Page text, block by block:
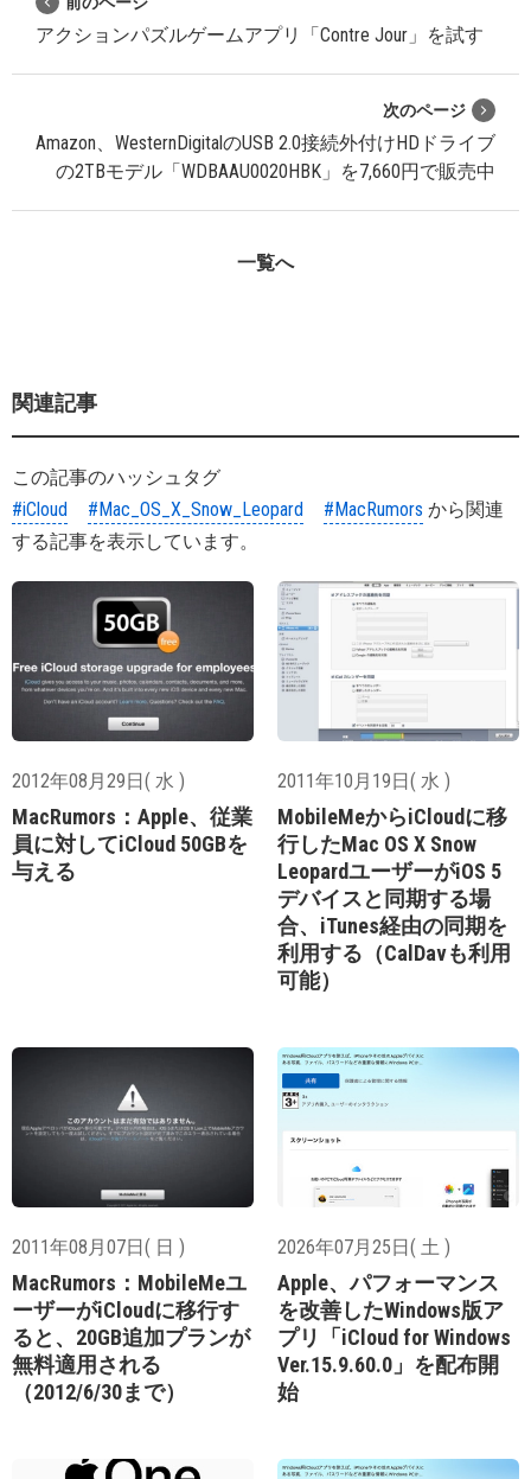
アクションパズルゲームアプリ「Contre Jour」を試す
次のページ
Amazon、WesternDigitalのUSB 2.0接続外付けHDドライブ
の2TBモデル「WDBAAU0020HBK」を7,660円で販売中
一覧へ
関連記事
この記事のハッシュタグ
#iCloud
#Mac_OS_X_Snow_Leopard #MacRumors から関連
する記事を表示しています。
2012年08月29日( 水 )
MacRumors：Apple、従業
員に対してiCloud 50GBを
与える
2011年10月19日( 水 )
MobileMeからiCloudに移
行したMac OS X Snow
LeopardユーザーがiOS 5
デバイスと同期する場
合、iTunes経由の同期を
利用する（CalDavも利用
可能）
2011年08月07日( 日 )
MacRumors：MobileMeユ
ーザーがiCloudに移行す
ると、20GB追加プランが
無料適用される
（2012/6/30まで）
2026年07月25日( 土 )
Apple、パフォーマンス
を改善したWindows版ア
プリ「iCloud for Windows
Ver.15.9.60.0」を配布開
始